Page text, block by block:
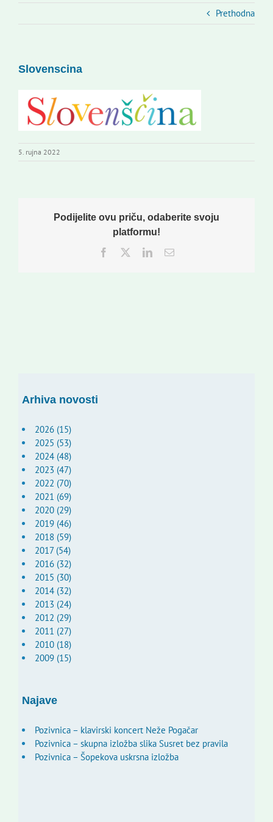
Prethodna
Slovenscina
5. rujna 2022
Podijelite ovu priču, odaberite svoju
platformu!
Facebook
TwitterLinkedInEmail:
Arhiva novosti
2026 (15)
2025 (53)
2024 (48)
2023 (47)
2022 (70)
2021 (69)
2020 (29)
2019 (46)
2018 (59)
2017 (54)
2016 (32)
2015 (30)
2014 (32)
2013 (24)
2012 (29)
2011 (27)
2010 (18)
2009 (15)
Najave
Pozivnica – klavirski koncert Neže Pogačar
Pozivnica – skupna izložba slika Susret bez pravila
Pozivnica – Šopekova uskrsna izložba